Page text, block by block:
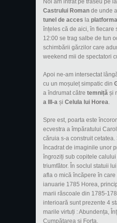
Castrului Roman de unde
tunel de acces la
înțeles că de aici, în fiecare
12:00 se trag salbe de tun
schimbării gărzilor care
weekend mii de spectatori
Apoi ne-am intersectat
cu un moșuleț simpatic din
a îndrumat către temniță și
a III-a și Celula lui Horea
Spre est, poarta este
ecvestra a împăratului
căruia s-a construit cetatea.
încadrat de imaginile unor
îngroziți sub copitele
triumfător. În soclul statuii
afla o mică încăpere în care
ianuarie 1785 Horea,
marii răscoale din 1785-
interioară sunt prezente 4
marile virtuți : Abundența,
Cumpătarea și Forța.